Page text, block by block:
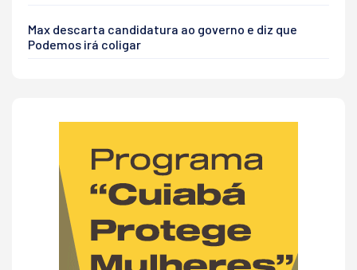
Max descarta candidatura ao governo e diz que
Podemos irá coligar